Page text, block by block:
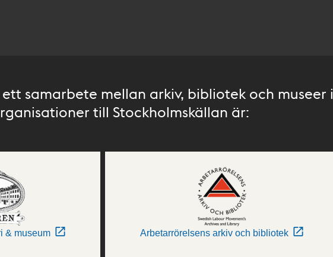
samarbete mellan arkiv, bibliotek och museer i
till Stockholmskällan är:
& museum Arbetarrörelsens arkiv och bibliotek